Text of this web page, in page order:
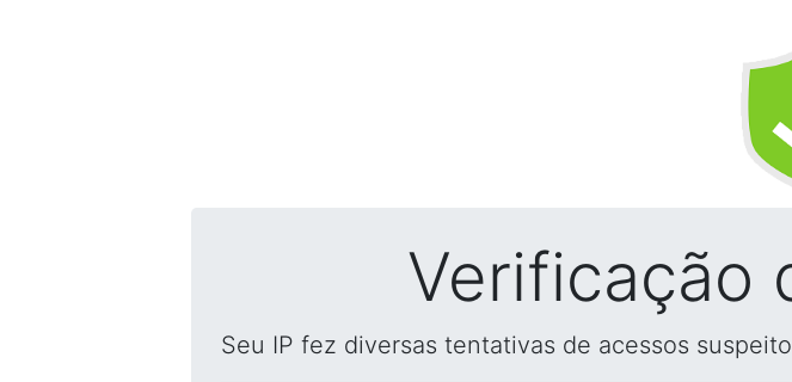
Verificação
Seu IP fez diversas tentativas de acessos